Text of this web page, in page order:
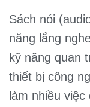
Sách nói
năng lắng
kỹ năng quan
thiết bị công
làm nhiều